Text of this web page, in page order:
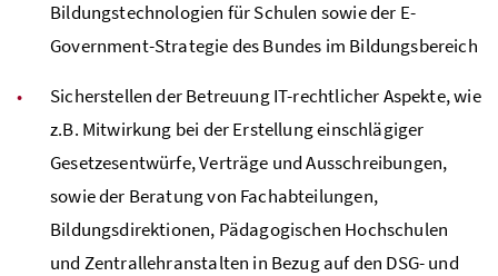
Bildungstechnologien für Schulen sowie der E-
Government-Strategie des Bundes im Bildungsbereich
Sicherstellen der BetreuungIT-rechtlicher Aspekte, wie
z.B. Mitwirkung bei der Erstellung einschlägiger
Gesetzesentwürfe, Verträge und Ausschreibungen,
sowie der Beratung von Fachabteilungen,
Bildungsdirektionen, Pädagogischen Hochschulen
und Zentrallehranstalten in Bezug auf den DSG- und